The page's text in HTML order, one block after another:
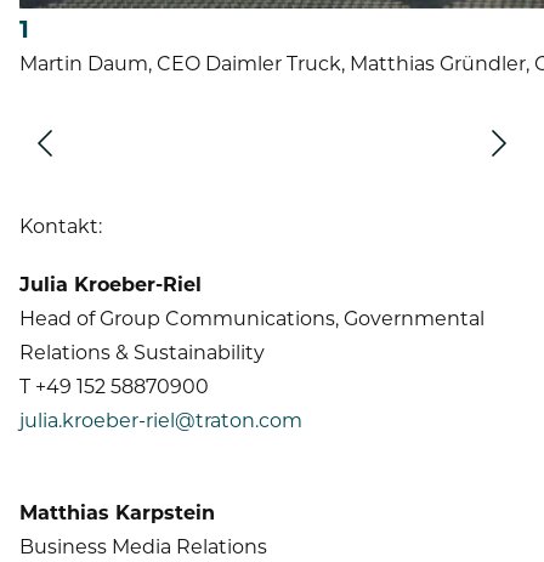
1
Martin Daum, CEO Daimler Truck, Matthias Gründler,
Vor
Kontakt:
Julia Kroeber-Riel
Head of Group Communications, Governmental
Relations & Sustainability
T +49 152 58870900
julia.kroeber-riel@traton.com
Matthias Karpstein
Business Media Relations